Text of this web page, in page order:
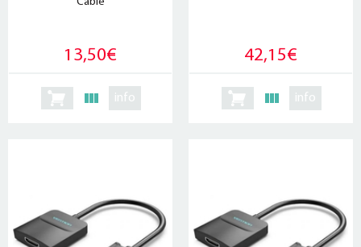
13,50€
info
42,15€
info